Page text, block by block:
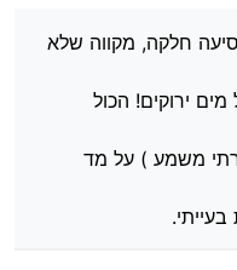
ועם דופק (תרתי משמע
בעייתי.
חלקה, מקווה שלא
ירוקים! הכול
משמע ) על מד